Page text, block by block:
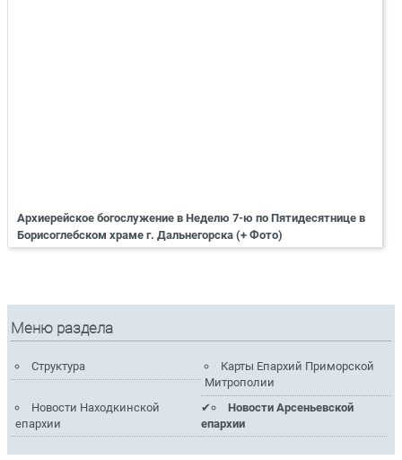
Архиерейское богослужение в Неделю 7-ю по Пятидесятнице в
Борисоглебском храме г. Дальнегорска (+ Фото)
Меню раздела
Структура
Карты Епархий Приморской
Митрополии
Новости Находкинской
епархии
Новости Арсеньевской
епархии